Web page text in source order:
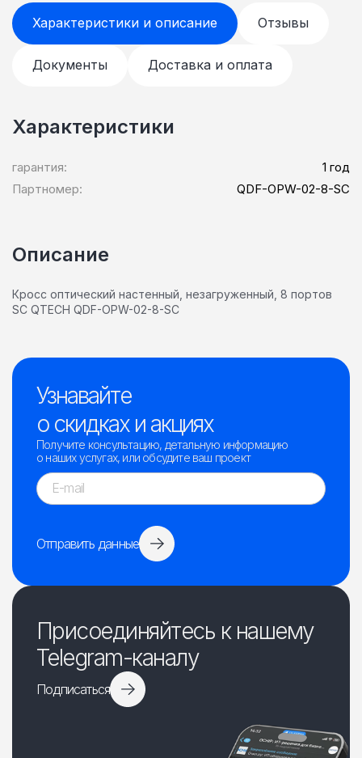
Характеристики и описание Отзывы
Документы Доставка и оплата
Характеристики
гарантия:
1 год
Партномер:
QDF-OPW-02-8-SC
Описание
Кросс оптический настенный, незагруженный, 8 портов
SC QTECH QDF-OPW-02-8-SC
Узнавайте
о скидках и акциях
Получите консультацию, детальную информацию
о наших услугах, или обсудите ваш проект
Отправить данные
Присоединяйтесь к нашему
Telegram-каналу
Подписаться